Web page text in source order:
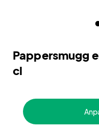
Pappersmugg
cl